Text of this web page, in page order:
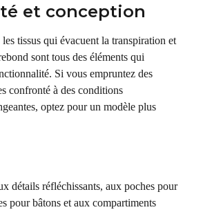
et conception
tissus qui évacuent la transpiration et
sont tous des éléments qui
Si vous empruntez des
confronté à des conditions
optez pour un modèle plus
détails réfléchissants, aux poches pour
pour bâtons et aux compartiments